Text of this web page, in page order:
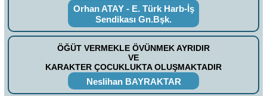
Orhan ATAY - E. Türk Harb-İş
Sendikası Gn.Bşk.
ÖĞÜT VERMEKLE ÖVÜNMEK AYRIDIR
VE
KARAKTER ÇOCUKLUKTA OLUŞMAKTADIR
Neslihan BAYRAKTAR